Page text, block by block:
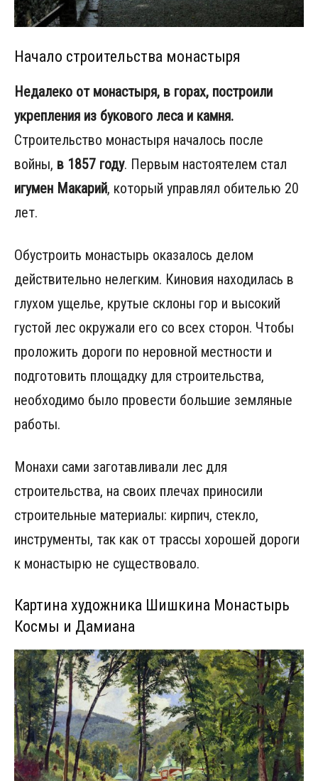
Начало строительства монастыря
Недалеко от монастыря, в горах, построили
укрепления из букового леса и камня.
Строительство монастыря началось после
войны, в 1857 году. Первым настоятелем стал
игумен Макарий, который управлял обителью 20
лет.
Обустроить монастырь оказалось делом
действительно нелегким. Киновия находилась в
глухом ущелье, крутые склоны гор и высокий
густой лес окружали его со всех сторон. Чтобы
проложить дороги по неровной местности и
подготовить площадку для строительства,
необходимо было провести большие земляные
работы.
Монахи сами заготавливали лес для
строительства, на своих плечах приносили
строительные материалы: кирпич, стекло,
инструменты, так как от трассы хорошей дороги
к монастырю не существовало.
Картина художника Шишкина Монастырь
Космы и Дамиана